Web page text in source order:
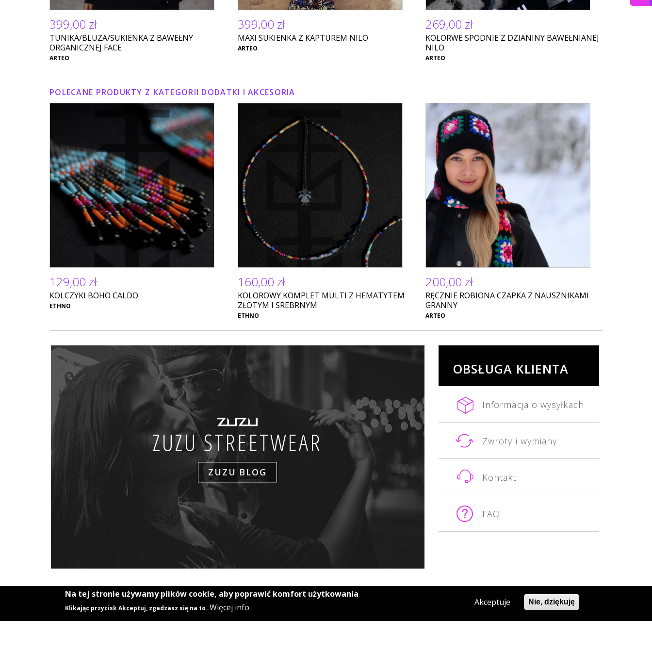
399,00 zł
TUNIKA/BLUZA/SUKIENKA Z BAWEŁNY
ORGANICZNEJ FACE
ARTEO
399,00 zł
MAXI SUKIENKA Z KAPTUREM NILO
ARTEO
269,00 zł
KOLORWE SPODNIE Z DZIANINY BAWEŁNIANEJ
NILO
ARTEO
POLECANE PRODUKTY Z KATEGORII DODATKI I AKCESORIA
129,00 zł
KOLCZYKI BOHO CALDO
ETHNO
160,00 zł
KOLOROWY KOMPLET MULTI Z HEMATYTEM
ZŁOTYM I SREBRNYM
ETHNO
200,00 zł
RĘCZNIE ROBIONA CZAPKA Z NAUSZNIKAMI
GRANNY
ARTEO
ZUZU STREETWEAR
ZUZU BLOG
OBSŁUGA KLIENTA
Informacja o wysyłkach
Zwroty i wymiany
Kontakt
FAQ
Kontakt
+48 531 322 161‬
Na tej stronie używamy plików cookie, aby poprawić komfort użytkowania
Klikając przycisk Akceptuj, zgadzasz się na to. Więcej info. Akceptuje Nie, dziękuję